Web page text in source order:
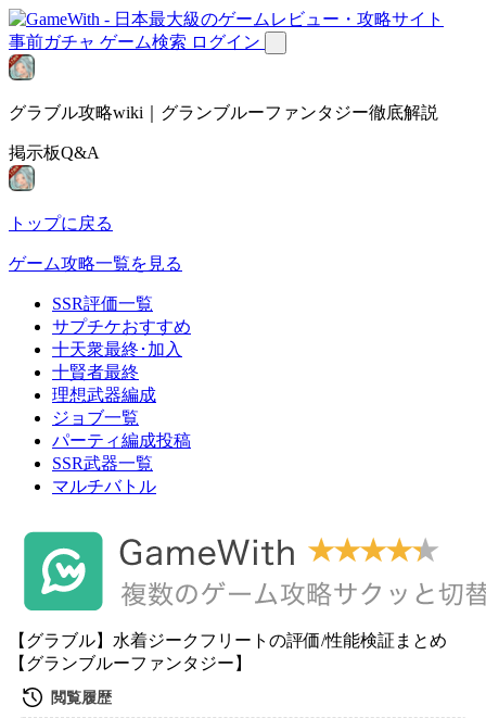
事前ガチャ ゲーム検索 ログイン
グラブル攻略wiki｜グランブルーファンタジー徹底解説
掲示板Q&A
トップに戻る
ゲーム攻略一覧を見る
SSR評価一覧
サプチケおすすめ
十天衆最終･加入
十賢者最終
理想武器編成
ジョブ一覧
パーティ編成投稿
SSR武器一覧
マルチバトル
【グラブル】水着ジークフリートの評価/性能検証まとめ
【グランブルーファンタジー】